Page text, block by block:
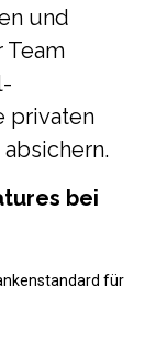
und
Team
privaten
bei
für